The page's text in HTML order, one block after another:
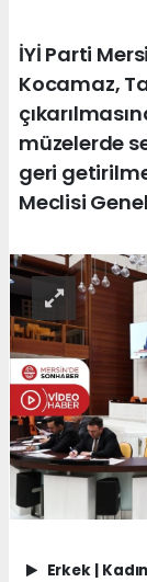
İYİ Parti
Kocamaz,
müzelerde
geri
Meclisi
Erkek | Kadın